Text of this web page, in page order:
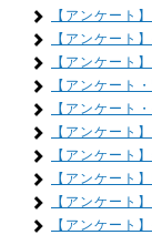
【アンケート
【アンケート
【アンケート
【アンケート
【アンケート
【アンケート
【アンケート
【アンケート
【アンケート
【アンケート